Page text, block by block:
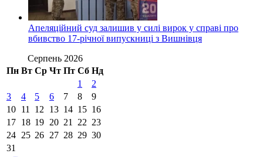
Апеляційний суд залишив у силі вирок у справі про
вбивство 17-річної випускниці з Вишнівця
Серпень 2026
Пн Вт Ср Чт Пт Сб Нд
1
2
3
4 5 6 7 8
9
10 11 12 13 14 15 16
17 18 19 20 21 22 23
24 25 26 27 28 29 30
31